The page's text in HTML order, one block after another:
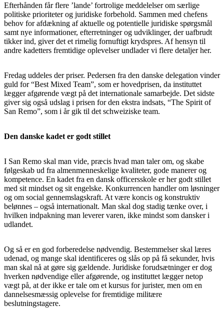
Efterhånden får flere ’lande’ fortrolige meddelelser om særlige
politiske prioriteter og juridiske forbehold. Sammen med chefens
behov for afdækning af aktuelle og potentielle juridiske spørgsmål
samt nye informationer, efterretninger og udviklinger, der uafbrudt
tikker ind, giver det et rimelig fornuftigt krydspres. Af hensyn til
andre kadetters fremtidige oplevelser undlader vi flere detaljer her.
Fredag uddeles der priser. Pedersen fra den danske delegation vinder
guld for “Best Mixed Team”, som er hovedprisen, da instituttet
lægger afgørende vægt på det internationale samarbejde. Det sidste
giver sig også udslag i prisen for den ekstra indsats, “The Spirit of
San Remo”, som i år gik til det schweiziske team.
Den danske kadet er godt stillet
I San Remo skal man vide, præcis hvad man taler om, og skabe
følgeskab ud fra almenmenneskelige kvaliteter, gode manerer og
kompetence. En kadet fra en dansk officersskole er her godt stillet
med sit mindset og sit engelske. Konkurrencen handler om løsninger
og om social gennemslagskraft. At være koncis og konstruktiv
belønnes – også internationalt. Man skal dog stadig tænke over, i
hvilken indpakning man leverer varen, ikke mindst som dansker i
udlandet.
Og så er en god forberedelse nødvendig. Bestemmelser skal læres
udenad, og mange skal identificeres og slås op på få sekunder, hvis
man skal nå at gøre sig gældende. Juridiske forudsætninger er dog
hverken nødvendige eller afgørende, og instituttet lægger netop
vægt på, at der ikke er tale om et kursus for jurister, men om en
dannelsesmæssig oplevelse for fremtidige militære
beslutningstagere.